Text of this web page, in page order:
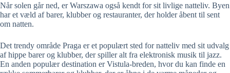
Når solen går ned, er Warszawa også kendt for sit livlige natteliv. Byen
har et væld af barer, klubber og restauranter, der holder åbent til sent
om natten.
Det trendy område Praga er et populært sted for natteliv med sit udvalg
af hippe barer og klubber, der spiller alt fra elektronisk musik til jazz.
En anden populær destination er Vistula-breden, hvor du kan finde en